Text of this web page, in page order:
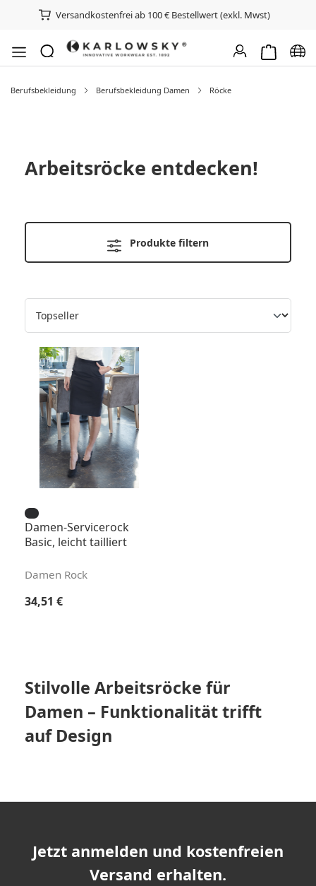
Versandkostenfrei ab 100 € Bestellwert (exkl. Mwst)
Berufsbekleidung Berufsbekleidung Damen Röcke
Arbeitsröcke entdecken!
Produkte filtern
Damen-Servicerock
Basic, leicht tailliert
Damen Rock
Regulärer Preis:
34,51 €
Stilvolle Arbeitsröcke für
Damen – Funktionalität trifft
auf Design
Jetzt anmelden und kostenfreien
Versand erhalten.